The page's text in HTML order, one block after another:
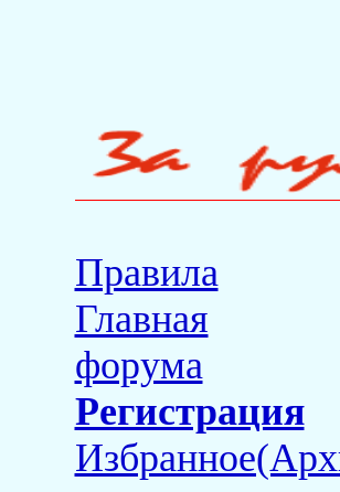
Правила
Главная
форума
Регистрация